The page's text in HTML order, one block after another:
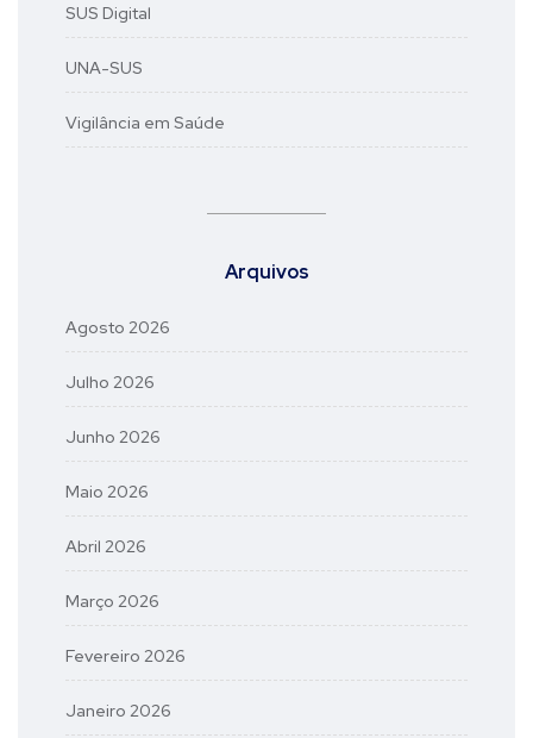
SUS Digital
UNA-SUS
Vigilância em Saúde
Arquivos
Agosto 2026
Julho 2026
Junho 2026
Maio 2026
Abril 2026
Março 2026
Fevereiro 2026
Janeiro 2026